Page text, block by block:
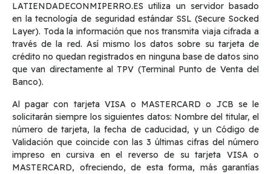
LATIENDADECONMIPERRO.ES utiliza un servidor basado
en la tecnología de seguridad estándar SSL (Secure Socked
Layer). Toda la información que nos transmita viaja cifrada a
través de la red. Así mismo los datos sobre su tarjeta de
crédito no quedan registrados en ninguna base de datos sino
que van directamente al TPV (Terminal Punto de Venta del
Banco).
Al pagar con tarjeta VISA o MASTERCARD o JCB se le
solicitarán siempre los siguientes datos: Nombre del titular, el
número de tarjeta, la fecha de caducidad, y un Código de
Validación que coincide con las 3 últimas cifras del número
impreso en cursiva en el reverso de su tarjeta VISA o
MASTERCARD, ofreciendo, de esta forma, más garantías